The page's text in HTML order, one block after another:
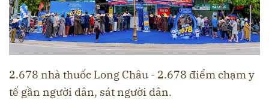
2.678 nhà thuốc Long Châu - 2.678 điểm chạm y
tế gần người dân, sát người dân.